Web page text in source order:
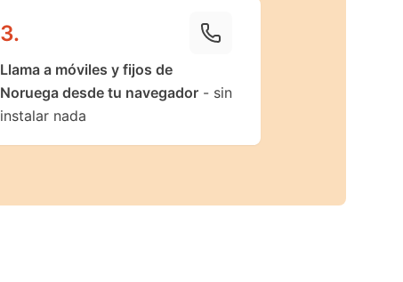
3.
Llama a móviles y fijos de
Noruega desde tu navegador- sin
instalar nada